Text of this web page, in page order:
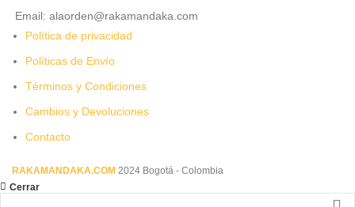
Email: alaorden@rakamandaka.com
Política de privacidad
Políticas de Envío
Términos y Condiciones
Cambios y Devoluciones
Contacto
RAKAMANDAKA.COM 2024 Bogotá - Colombia
Cerrar